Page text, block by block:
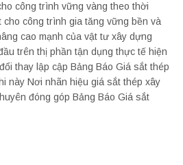
công trình vững vàng theo thời
công trình gia tăng vững bền và
cao mạnh của vật tư xây dựng
trên thị phần tận dụng thực tế hiện
thay lập cập Bảng Báo Giá sắt thép
này Nơi nhãn hiệu giá sắt thép xây
đóng góp Bảng Báo Giá sắt